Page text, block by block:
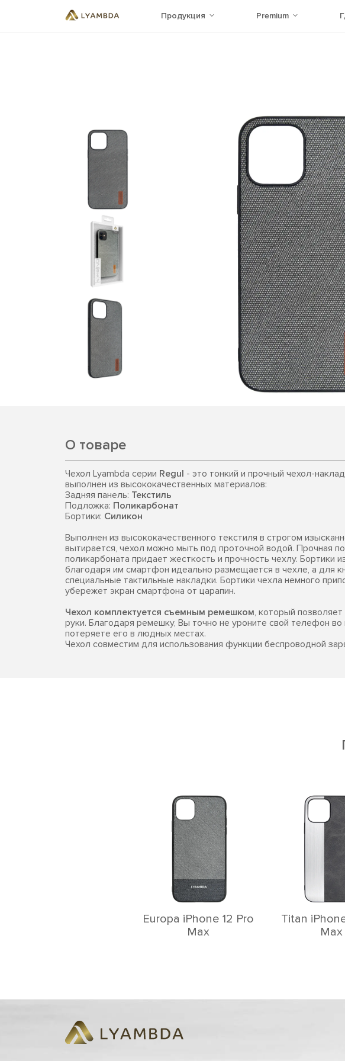
Продукция Premium
О товаре
Чехол Lyambda серии Regul - это тонкий и прочный чехол-
выполнен из высококачественных материалов:
Задняя панель: Текстиль
Подложка: Поликарбонат
Бортики: Силикон
Выполнен из высококачественного текстиля в строгом
вытирается, чехол можно мыть под проточной водой. Прочная
поликарбоната придает жесткость и прочность чехлу. Бортики
благодаря им смартфон идеально размещается в чехле, а для
специальные тактильные накладки. Бортики чехла немного
убережет экран смартфона от царапин.
Чехол комплектуется съемным ремешком, который
руки. Благодаря ремешку, Вы точно не уроните свой телефон
потеряете его в людных местах.
Чехол совместим для использования функции беспроводной
Europa iPhone 12 Pro
Max
Titan
Max